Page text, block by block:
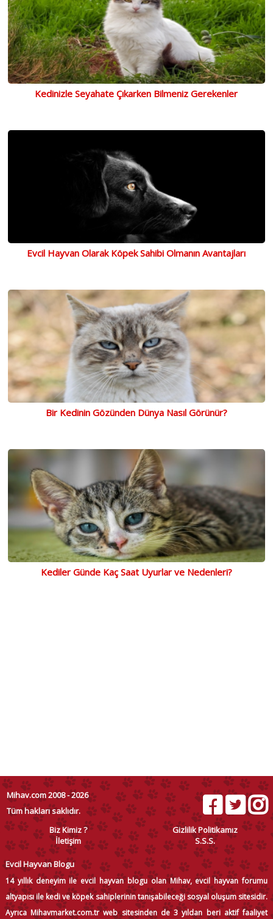
Kedinizle Seyahate Çıkarken Bilmeniz Gerekenler
Evcil Hayvan Olarak Köpek Sahibi Olmanın Avantajları
Bir Kedinin Gözünden Dünya Nasıl Görünür?
Kediler Günde Kaç Saat Uyurlar ve Nedenleri?
Mihav.com 2008 - 2026
Tüm hakları saklıdır.
Biz Kimiz ?
Gizlilik Politikamız
İletişim
S.S.S.
Evcil Hayvan Blogu
14 yıllık deneyim ile evcil hayvan blogu olan Mihav, evcil hayvan forumu
altyapısı ile kedi ve köpek sahiplerinin tanışabileceği sosyal oluşum sitesidir.
Ayrıca Mihavmarket.com.tr web sitesinden de 3 yıldan beri aktif faaliyet